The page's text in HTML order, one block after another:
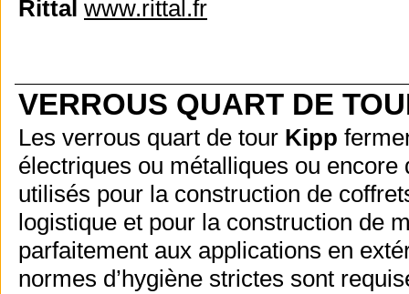
Rittal www.rittal.fr
VERROUS QUART DE
Les verrous quart de tour Kipp
électriques ou métalliques ou
utilisés pour la construction de
logistique et pour la construction de
parfaitement aux applications en
normes d’hygiène strictes sont